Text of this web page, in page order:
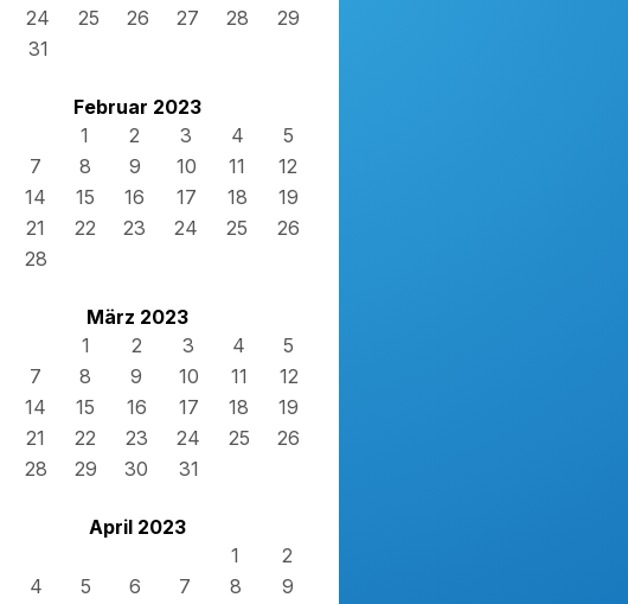
24 25 26 27 28
29
31
Februar 2023
1
2 3 4
5
7 8 9 10 11
12
14 15 16 17 18
19
21 22 23 24 25
26
28
März 2023
1
2 3 4
5
7 8 9 10 11
12
14 15 16 17 18
19
21 22 23 24 25
26
28 29 30 31
April 2023
1
2
4 5 6 7 8
9